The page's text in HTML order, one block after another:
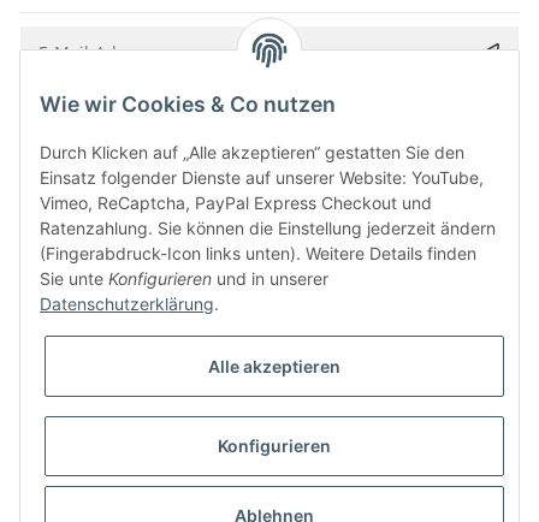
Bitte senden Sie mir entsprechend IhrerDatenschutzerklärung
* Alle Preise inkl. gesetzlicher USt., zzgl.
Besucherzähler: 5845456
UmsetzungVlarom E-Commerce Agentur| Powered byJTL-Shop|
CLEARIX JTL-Shop Template
Wie wir Cookies & Co nutzen
Durch Klicken auf „Alle akzeptieren“ gestatten Sie den
Einsatz folgender Dienste auf unserer Website: YouTube,
Vimeo, ReCaptcha, PayPal Express Checkout und
Ratenzahlung. Sie können die Einstellung jederzeit ändern
(Fingerabdruck-Icon links unten). Weitere Details finden
Sie unte Konfigurieren und in unserer
Datenschutzerklärung.
Alle akzeptieren
Konfigurieren
Ablehnen